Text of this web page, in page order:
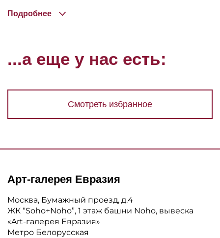
Подробнее
...а еще у нас есть:
Смотреть избранное
Арт-галерея Евразия
Москва, Бумажный проезд, д.4
ЖК “Soho+Noho”, 1 этаж башни Noho, вывеска
«Art-галерея Евразия»
Метро Белорусская